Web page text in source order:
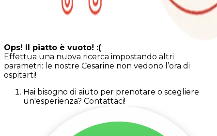
Ops! Il piatto è vuoto! :(
Effettua una nuova ricerca impostando altri
parametri: le nostre Cesarine non vedono l’ora di
ospitarti!
Hai bisogno di aiuto per prenotare o scegliere
un'esperienza? Contattaci!